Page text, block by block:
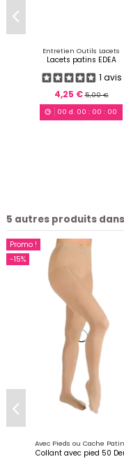
Entretien Outils Lacets
Lacets patins EDEA
1 avis
4,25 €5,00 €
00 d. 00 : 00 : 00
5 autres produits
Promo !
-15%
Avec Pieds ou Cache
Collant avec pied 50